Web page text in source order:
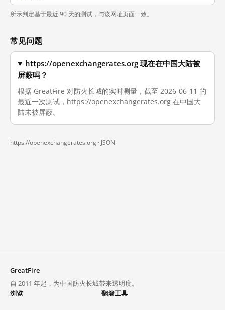
所示判定基于最近 90 天的测试，与该网址页面一致。
常见问题
https://openexchangerates.org 现在在中国大陆被
屏蔽吗？
根据 GreatFire 对防火长城的实时测量，截至 2026-06-11 的
最近一次测试，https://openexchangerates.org 在中国大
陆未被屏蔽。
https://openexchangerates.org · JSON
GreatFire
自 2011 年起，为中国防火长城带来透明度。
浏览
翻墙工具